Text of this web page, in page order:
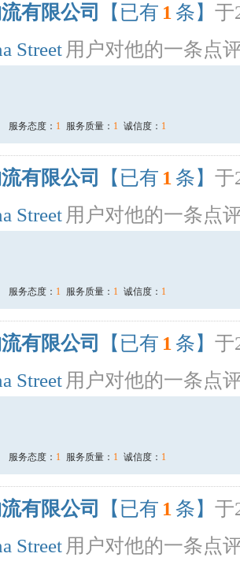
有限公司 【已有 1 条】 于
Street 用户对他的一条点
服务态度： 1 服务质量： 1 诚信度： 1
有限公司 【已有 1 条】 于
Street 用户对他的一条点
服务态度： 1 服务质量： 1 诚信度： 1
有限公司 【已有 1 条】 于
Street 用户对他的一条点
服务态度： 1 服务质量： 1 诚信度： 1
有限公司 【已有 1 条】 于
Street 用户对他的一条点